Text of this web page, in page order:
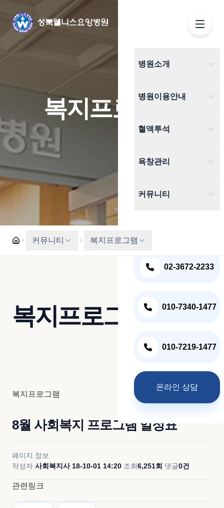
병원소개
인사말
진료협력병원
오시는 길
병원이용안내
입퇴원안내
의무기록발급
혈액투석
혈액투석
욕창관리
욕창치료기
커뮤니티
주간식단표
02-3672-2233
010-7340-1477
010-7219-1477
온라인 상담
복지프로그램
커뮤니티 복지프로그램
복지프로그램
복지프로그램
8월 사회복지 프로그램 일정표
페이지 정보
작성자 사회복지사 18-10-01 14:20 조회6,251회 댓글0건
관련링크